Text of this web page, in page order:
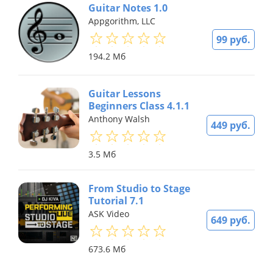
99 руб.
Guitar Notes 1.0
Appgorithm, LLC
194.2 Мб
449 руб.
Guitar Lessons
Beginners Class 4.1.1
Anthony Walsh
3.5 Мб
649 руб.
From Studio to Stage
Tutorial 7.1
ASK Video
673.6 Мб